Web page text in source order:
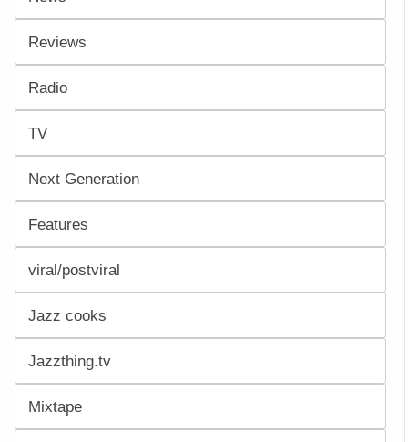
Reviews
Radio
TV
Next Generation
Features
viral/postviral
Jazz cooks
Jazzthing.tv
Mixtape